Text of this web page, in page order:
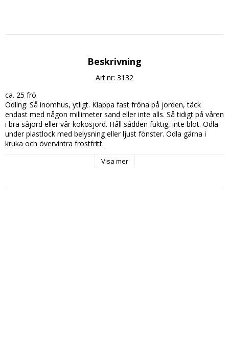
Beskrivning
Art.nr: 3132
ca. 25 frö
Odling: Så inomhus, ytligt. Klappa fast fröna på jorden, täck
endast med någon millimeter sand eller inte alls. Så tidigt på våren
i bra såjord eller vår kokosjord. Håll sådden fuktig, inte blöt. Odla
under plastlock med belysning eller ljust fönster. Odla gärna i
kruka och övervintra frostfritt.
Visa mer